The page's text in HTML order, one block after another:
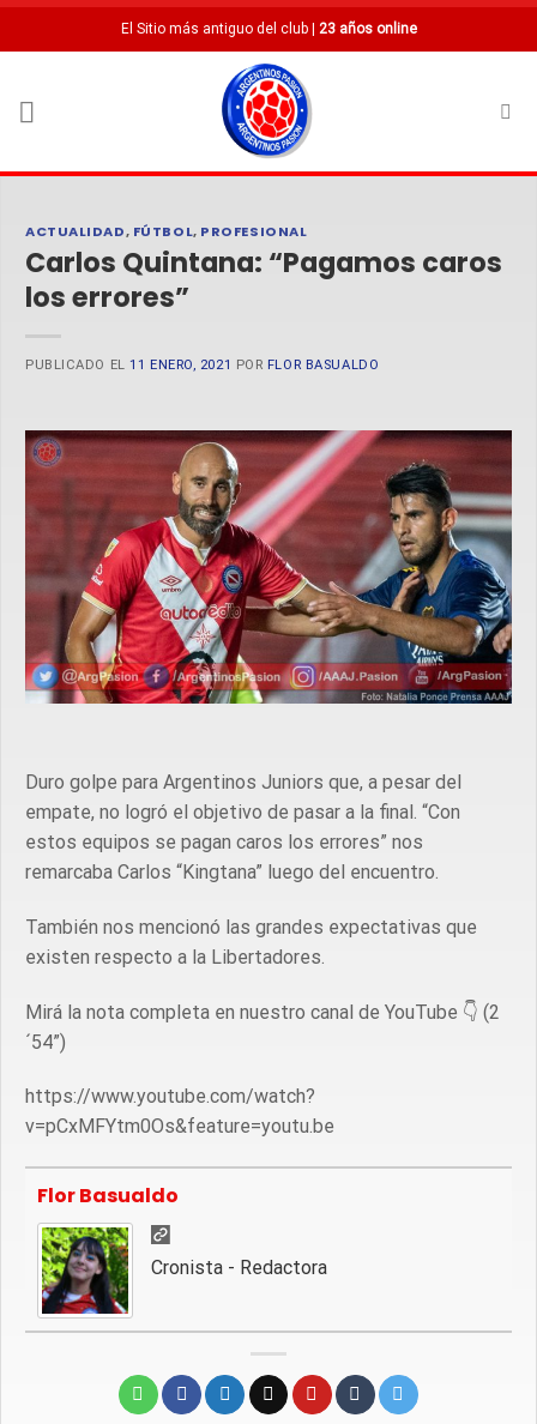
Saltar
El Sitio más antiguo del club | 23 años online
ACTUALIDAD, FÚTBOL, PROFESIONAL
Carlos Quintana: “Pagamos caros
los errores”
PUBLICADO EL11 ENERO, 2021 POR FLOR BASUALDO
Duro golpe para Argentinos Juniors que, a pesar del
empate, no logró el objetivo de pasar a la final. “Con
estos equipos se pagan caros los errores” nos
remarcaba Carlos “Kingtana” luego del encuentro.
También nos mencionó las grandes expectativas que
existen respecto a la Libertadores.
Mirá la nota completa en nuestro canal de YouTube 👇 (2
´54”)
https://www.youtube.com/watch?
v=pCxMFYtm0Os&feature=youtu.be
Flor Basualdo
Cronista - Redactora